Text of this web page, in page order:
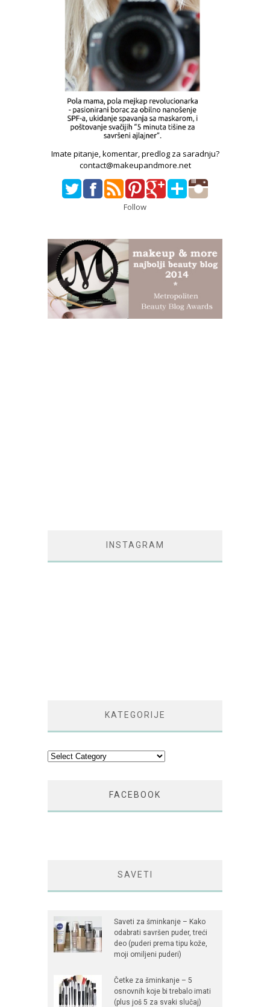
Imate pitanje, komentar, predlog za saradnju?
contact@makeupandmore.net
Follow
INSTAGRAM
KATEGORIJE
Kategorije
FACEBOOK
SAVETI
Saveti za šminkanje – Kako
odabrati savršen puder, treći
deo (puderi prema tipu kože,
moji omiljeni puderi)
Četke za šminkanje – 5
osnovnih koje bi trebalo imati
(plus još 5 za svaki slučaj)